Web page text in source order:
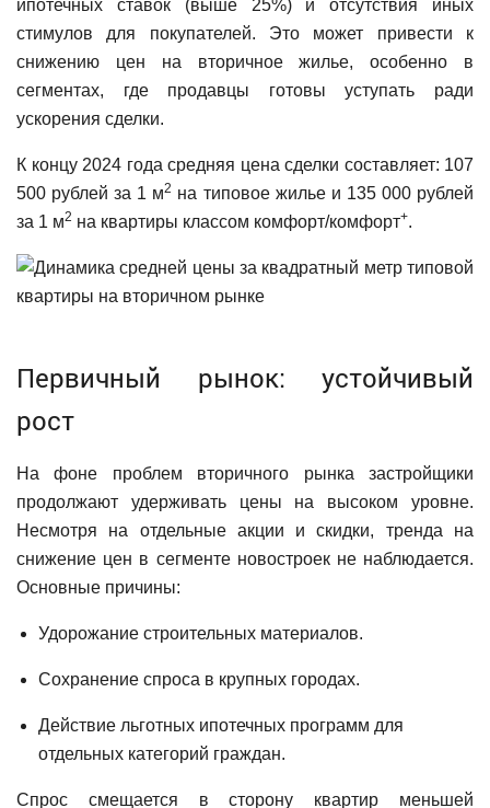
ипотечных ставок (выше 25%) и отсутствия иных
стимулов для покупателей. Это может привести к
снижению цен на вторичное жилье, особенно в
сегментах, где продавцы готовы уступать ради
ускорения сделки.
К концу 2024 года средняя цена сделки составляет: 107
500 рублей за 1 м2 на типовое жилье и 135 000 рублей
за 1 м2 на квартиры классом комфорт/комфорт+.
Первичный рынок: устойчивый
рост
На фоне проблем вторичного рынка застройщики
продолжают удерживать цены на высоком уровне.
Несмотря на отдельные акции и скидки, тренда на
снижение цен в сегменте новостроек не наблюдается.
Основные причины:
Удорожание строительных материалов.
Сохранение спроса в крупных городах.
Действие льготных ипотечных программ для
отдельных категорий граждан.
Спрос смещается в сторону квартир меньшей